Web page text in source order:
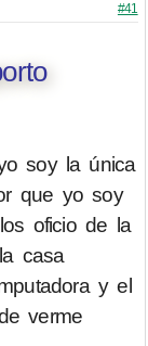
#41
soy la única
que yo soy
oficio de la
casa
y el
verme